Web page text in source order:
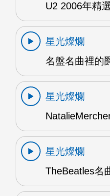
U2 2006年精
星光燦爛
名盤名曲裡的
星光燦爛
星光燦爛
TheBeatles名